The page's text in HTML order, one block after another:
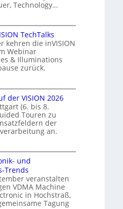
Technology…
TechTalks
kehren die inVISION
Webinar
& Illuminations
zurück.
der VISION 2026
(6. bis 8.
Touren zu
der
an.
und
Trends
veranstalten
VDMA Machine
in Hochstraß,
Tagung